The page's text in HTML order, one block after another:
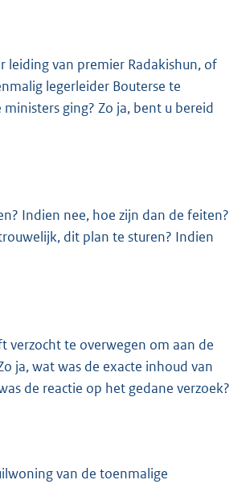
leiding van premier Radakishun, of
legerleider Bouterse te
ging? Zo ja, bent u bereid
Indien nee, hoe zijn dan de feiten?
dit plan te sturen? Indien
verzocht te overwegen om aan de
ja, wat was de exacte inhoud van
de reactie op het gedane verzoek?
van de toenmalige